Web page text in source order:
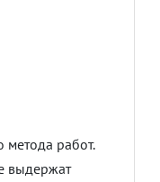
работ.
выдержат